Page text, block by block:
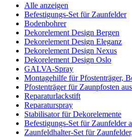
Alle anzeigen
Befestigungs-Set für Zaunfelder
Bodenbohrer
Dekorelement Design Bergen
Dekorelement Design Eleganz
Dekorelement Design Nexus
Dekorelement Design Oslo
GALVA-Spray
Montagehilfe für Pfostenträger,
Pfostenträger für Zaunpfosten
Reparaturlackstift
Reparaturspray
Stabilisator für Dekorelemente
Befestigungs-Set für Zaunfelder
Zaunfeldhalter-Set für